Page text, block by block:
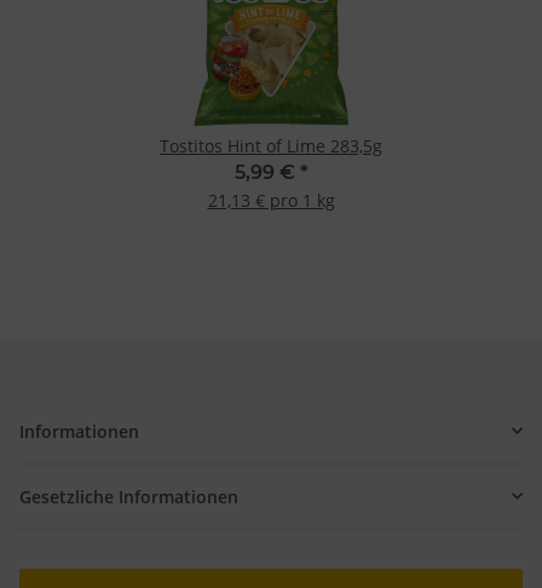
Tostitos Hint of Lime 283,5g
5,99 € *
21,13 € pro 1 kg
Informationen
Gesetzliche Informationen